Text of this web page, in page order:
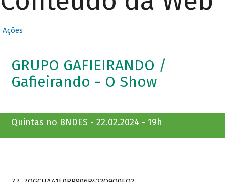
Ações
GRUPO GAFIEIRANDO /
Gafieirando - O Show
Quintas no BNDES - 22.02.2024 - 19h